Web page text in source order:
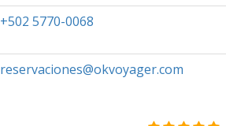
+502 5770-0068
reservaciones@okvoyager.com